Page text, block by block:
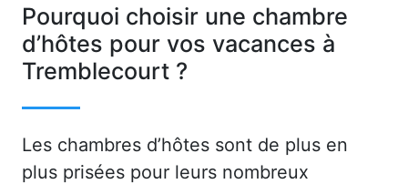
Pourquoi choisir une chambre
d’hôtes pour vos vacances à
Tremblecourt ?
Les chambres d’hôtes sont de plus en
plus prisées pour leurs nombreux